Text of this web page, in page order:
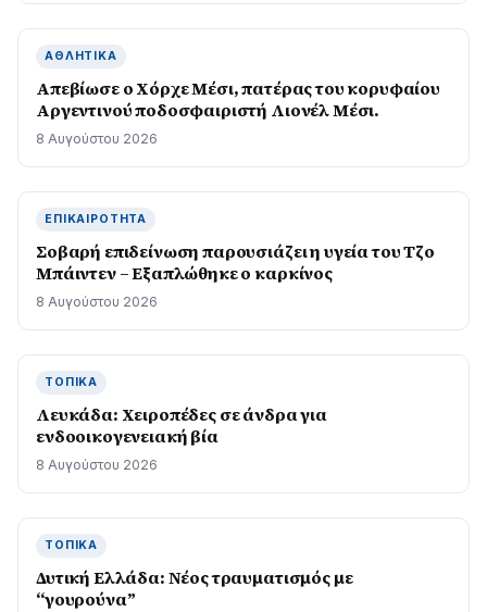
ΑΘΛΗΤΙΚΆ
Απεβίωσε ο Χόρχε Μέσι, πατέρας του κορυφαίου
Αργεντινού ποδοσφαιριστή Λιονέλ Μέσι.
8 Αυγούστου 2026
ΕΠΙΚΑΙΡΌΤΗΤΑ
Σοβαρή επιδείνωση παρουσιάζει η υγεία του Τζο
Μπάιντεν – Εξαπλώθηκε ο καρκίνος
8 Αυγούστου 2026
ΤΟΠΙΚΆ
Λευκάδα: Χειροπέδες σε άνδρα για
ενδοοικογενειακή βία
8 Αυγούστου 2026
ΤΟΠΙΚΆ
Δυτική Ελλάδα: Νέος τραυματισμός με
“γουρούνα”